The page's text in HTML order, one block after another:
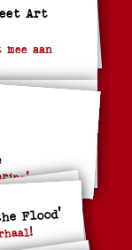
Art
aan
Flood'